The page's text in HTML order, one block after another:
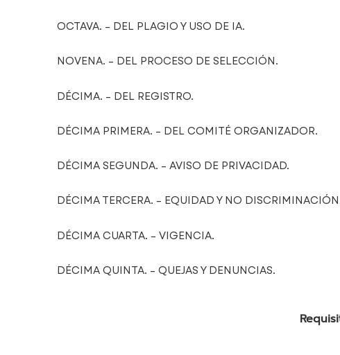
OCTAVA. – DEL PLAGIO Y USO DE IA.
NOVENA. – DEL PROCESO DE SELECCIÓN.
DÉCIMA. – DEL REGISTRO.
DÉCIMA PRIMERA. – DEL COMITÉ ORGANIZADOR.
DÉCIMA SEGUNDA. – AVISO DE PRIVACIDAD.
DÉCIMA TERCERA. – EQUIDAD Y NO
DÉCIMA CUARTA. – VIGENCIA.
DÉCIMA QUINTA. – QUEJAS Y DENUNCIAS.